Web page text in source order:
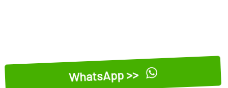
WhatsApp >>